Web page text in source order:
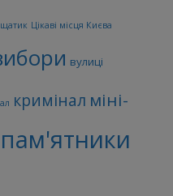
Цікаві місця Києва
вулиці
кримінал міні-
пам'ятники